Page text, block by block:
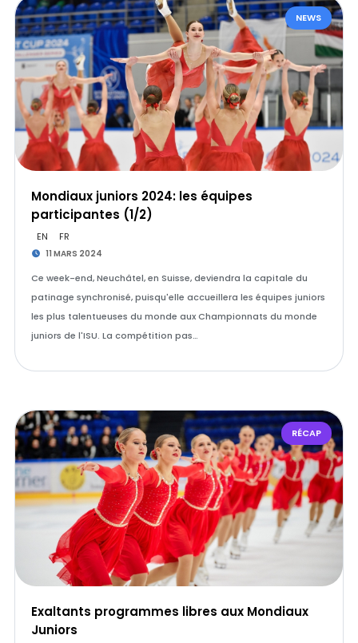
NEWS
Mondiaux juniors 2024: les équipes
participantes (1/2)
EN FR
11 MARS 2024
Ce week-end, Neuchâtel, en Suisse, deviendra la capitale du
patinage synchronisé, puisqu'elle accueillera les équipes juniors
les plus talentueuses du monde aux Championnats du monde
juniors de l'ISU. La compétition pas…
RÉCAP
Exaltants programmes libres aux Mondiaux
Juniors